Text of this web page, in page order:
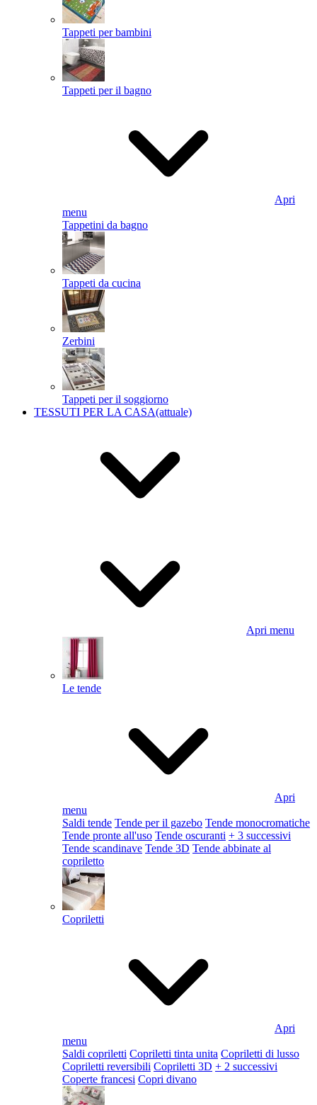
Tappeti per bambini
Tappeti per il bagno
Apri
menu
Tappetini da bagno
Tappeti da cucina
Zerbini
Tappeti per il soggiorno
TESSUTI PER LA CASA(attuale)
Apri menu
Le tende
Apri
menu
Saldi tende Tende per il gazebo Tende monocromatiche
Tende pronte all'uso Tende oscuranti + 3 successivi
Tende scandinave Tende 3D Tende abbinate al
copriletto
Copriletti
Apri
menu
Saldi copriletti Copriletti tinta unita Copriletti di lusso
Copriletti reversibili Copriletti 3D + 2 successivi
Coperte francesi Copri divano